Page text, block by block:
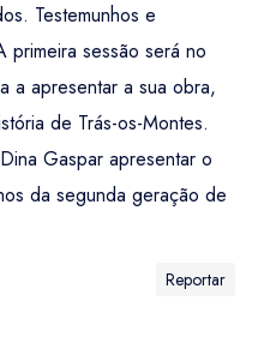
Testemunhos e
sessão será no
a apresentar a sua obra,
de Trás-os-Montes.
Gaspar apresentar o
da segunda geração de
Reportar